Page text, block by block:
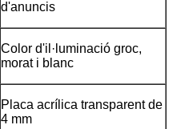
d'anuncis
Color d'il·luminació groc,
morat i blanc
Placa acrílica transparent de
4 mm